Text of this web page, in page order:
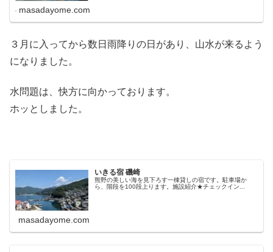
masadayome.com
３月に入ってから数日雨降りの日があり、山水が来るよう
になりました。
水問題は、快方に向かっております。
ホッとしました。
いきる宿 磯崎
熊野の美しい海を見下ろす一棟貸しの宿です。駐車場か
ら、階段を100段上ります。施設紹介★チェックイン...
masadayome.com